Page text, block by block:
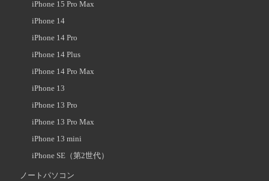
iPhone 15 Pro Max
iPhone 14
iPhone 14 Pro
iPhone 14 Plus
iPhone 14 Pro Max
iPhone 13
iPhone 13 Pro
iPhone 13 Pro Max
iPhone 13 mini
iPhone SE（第2世代）
ノートパソコン